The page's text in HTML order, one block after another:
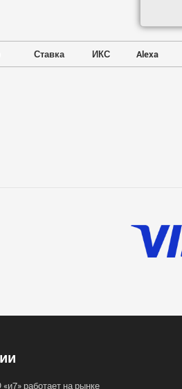
Ставка ИКС Alexa
работает на рынке